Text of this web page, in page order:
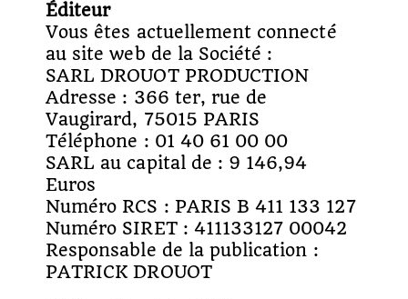
Éditeur
Vous êtes actuellement connecté
au site web de la Société :
SARL DROUOT PRODUCTION
Adresse : 366 ter, rue de
Vaugirard, 75015 PARIS
Téléphone : 01 40 61 00 00
SARL au capital de : 9 146,94
Euros
Numéro RCS : PARIS B 411 133 127
Numéro SIRET : 411133127 00042
Responsable de la publication :
PATRICK DROUOT